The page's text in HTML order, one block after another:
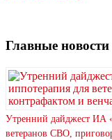
Главные новости
Утренний дайджест ИА
ветеранов СВО,